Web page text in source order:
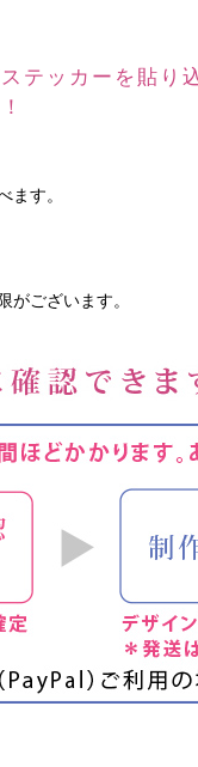
テッカーを貼り
す。
ございます。